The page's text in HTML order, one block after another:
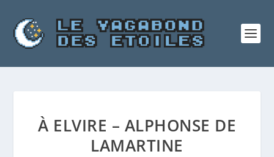
À ELVIRE – ALPHONSE DE
LAMARTINE